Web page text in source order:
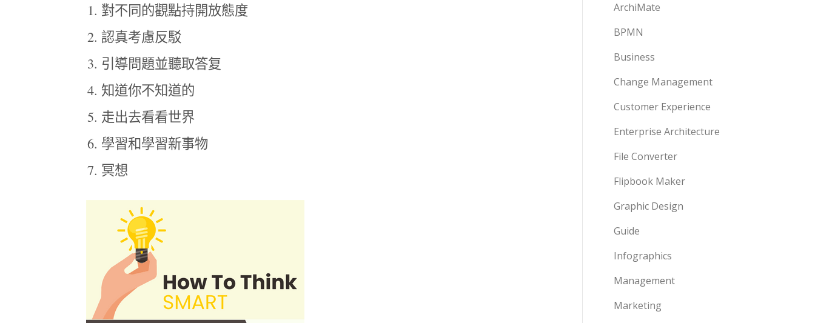
對不同的觀點持開放態度
認真考慮反駁
引導問題並聽取答复
知道你不知道的
走出去看看世界
學習和學習新事物
冥想
ArchiMate
BPMN
Business
Change Management
Customer Experience
Enterprise Architecture
File Converter
Flipbook Maker
Graphic Design
Guide
Infographics
Management
Marketing